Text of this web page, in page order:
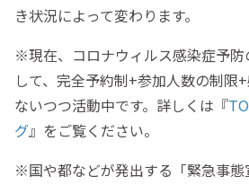
き状況によって変わります。
※現在、コロナウィルス感染症予防
して、完全予約制+参加人数の制限
ないつつ活動中です。詳しくは『
グ』をご覧ください。
※国や都などが発出する「緊急事